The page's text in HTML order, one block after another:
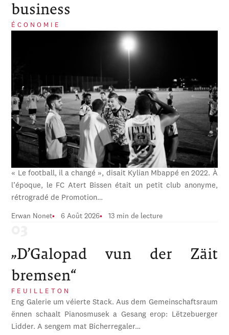
business
ÉCONOMIE
« Le football, il a changé », disait Kylian Mbappé en 2022. À
l’époque, le FC Atert Bissen était un petit club anonyme,
rétrogradé de Promotion…
Erwan Nonet 6 Août 2026 13 min de lecture
„D’Galopad vun der Zäit
bremsen“
FEUILLETON
Eng Galerie um véierte Stack. Aus dem Gemeinschaftsraum
ënnen schaalt Pianosmusek a Gesang erop: Lëtzebuerger
Lidder. A sengem mat Bicherregaler…